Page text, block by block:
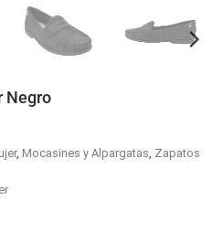
Negro
, Mocasines y Alpargatas Zapatos